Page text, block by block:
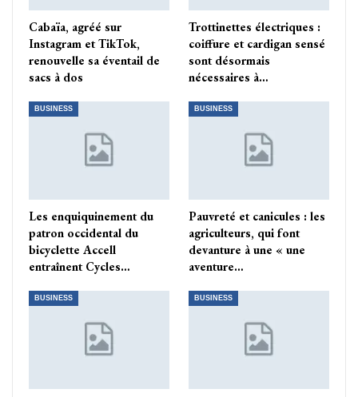
Cabaïa, agréé sur
Instagram et TikTok,
renouvelle sa éventail de
sacs à dos
Trottinettes électriques :
coiffure et cardigan sensé
sont désormais
nécessaires à…
BUSINESS
Les enquiquinement du
patron occidental du
bicyclette Accell
entraînent Cycles…
BUSINESS
Pauvreté et canicules : les
agriculteurs, qui font
devanture à une « une
aventure…
BUSINESS BUSINESS